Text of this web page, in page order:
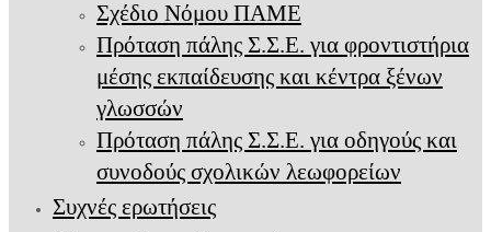
Σχέδιο Νόμου ΠΑΜΕ
Πρόταση πάλης Σ.Σ.Ε. για φροντιστήρια
μέσης εκπαίδευσης και κέντρα ξένων
γλωσσών
Πρόταση πάλης Σ.Σ.Ε. για οδηγούς και
συνοδούς σχολικών λεωφορείων
Συχνές ερωτήσεις